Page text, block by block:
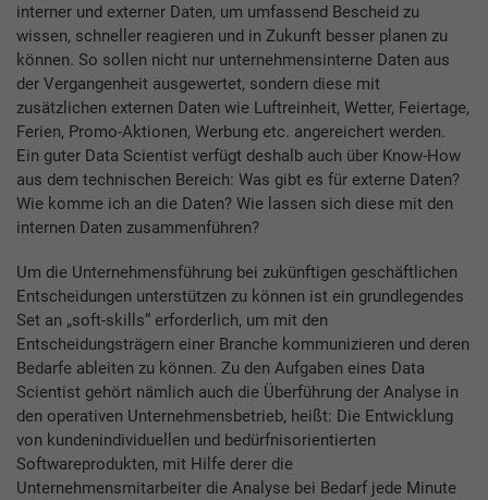
interner und externer Daten, um umfassend Bescheid zu
wissen, schneller reagieren und in Zukunft besser planen zu
können. So sollen nicht nur unternehmensinterne Daten aus
der Vergangenheit ausgewertet, sondern diese mit
zusätzlichen externen Daten wie Luftreinheit, Wetter, Feiertage,
Ferien, Promo-Aktionen, Werbung etc. angereichert werden.
Ein guter Data Scientist verfügt deshalb auch über Know-How
aus dem technischen Bereich: Was gibt es für externe Daten?
Wie komme ich an die Daten? Wie lassen sich diese mit den
internen Daten zusammenführen?
Um die Unternehmensführung bei zukünftigen geschäftlichen
Entscheidungen unterstützen zu können ist ein grundlegendes
Set an „soft-skills“ erforderlich, um mit den
Entscheidungsträgern einer Branche kommunizieren und deren
Bedarfe ableiten zu können. Zu den Aufgaben eines Data
Scientist gehört nämlich auch die Überführung der Analyse in
den operativen Unternehmensbetrieb, heißt: Die Entwicklung
von kundenindividuellen und bedürfnisorientierten
Softwareprodukten, mit Hilfe derer die
Unternehmensmitarbeiter die Analyse bei Bedarf jede Minute